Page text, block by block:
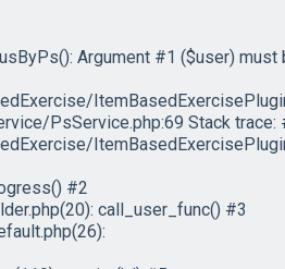
Argument #1 ($user) must
PsService.php:69 Stack trace:
#2
call_user_func() #3